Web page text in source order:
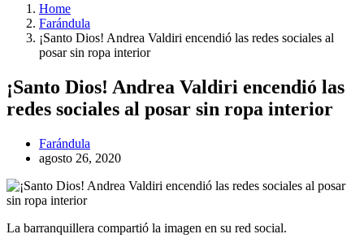
Home
Farándula
¡Santo Dios! Andrea Valdiri encendió las redes sociales al
posar sin ropa interior
¡Santo Dios! Andrea Valdiri encendió las
redes sociales al posar sin ropa interior
Farándula
agosto 26, 2020
La barranquillera compartió la imagen en su red social.